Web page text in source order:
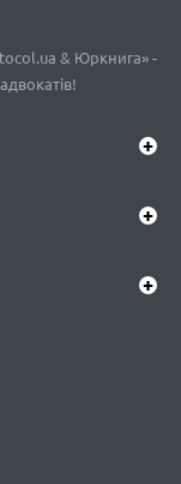
& Юркнига» -